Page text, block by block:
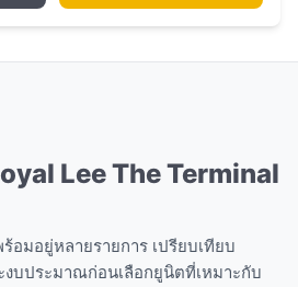
Lee The Terminal
อมอยู่หลายรายการ เปรียบเทียบ
บประมาณก่อนเลือกยูนิตที่เหมาะกับ